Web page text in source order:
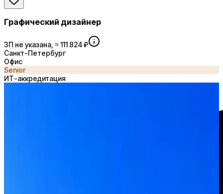
Графический дизайнер
ЗП не указана, ≈ 111 824 ₽
Санкт-Петербург
Офис
Senior
ИТ-аккредитация